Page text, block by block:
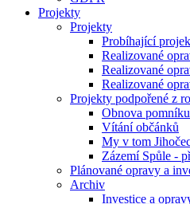
Projekty
Projekty
Probíhající
Realizované
Realizované
Realizované
Projekty podpořené z
Obnova
Vítání občánků
My v tom
Zázemí Spůle -
Plánované opravy a
Archiv
Investice a